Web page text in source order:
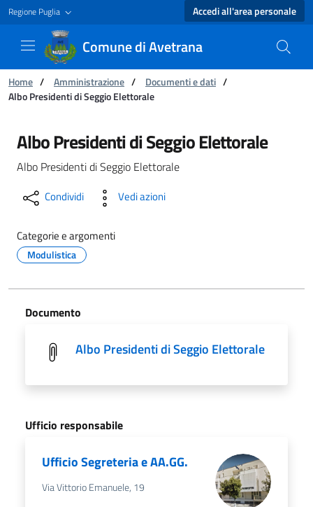
Regione Puglia Accedi all'area personale
Comune di Avetrana
Ti trovi in:
Home / Amministrazione / Documenti e dati /
Albo Presidenti di Seggio Elettorale
Albo Presidenti di Seggio Elettorale -
Albo Presidenti di Seggio Elettorale
Albo Presidenti di Seggio Elettorale
Condividi Vedi azioni
Categorie e argomenti
Modulistica
Documento
Albo Presidenti di Seggio Elettorale
Ufficio responsabile
Ufficio Segreteria e AA.GG.
Via Vittorio Emanuele, 19